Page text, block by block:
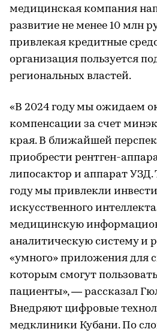
медицинская компания
развитие не менее 10 млн
привлекая кредитные
организация пользуется
региональных властей.
«В 2024 году мы ожидаем
компенсации за счет
края. В ближайшей
приобрести рентген-
липосактор и аппарат
году мы привлекли
искусственного
медицинскую
аналитическую систему и
«умного» приложения для
которым смогут
пациенты», — рассказал
Внедряют цифровые
медклиники Кубани. По